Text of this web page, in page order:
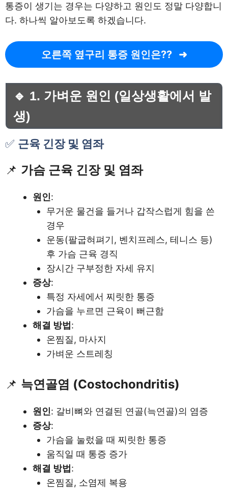
통증이 생기는 경우는 다양하고 원인도 정말 다양합니
다. 하나씩 알아보도록 하겠습니다.
오른쪽 옆구리 통증 원인은??
🔹 1. 가벼운 원인 (일상생활에서 발
생)
✅ 근육 긴장 및 염좌
📌 가슴 근육 긴장 및 염좌
원인:
무거운 물건을 들거나 갑작스럽게 힘을 쓴
경우
운동(팔굽혀펴기, 벤치프레스, 테니스 등)
후 가슴 근육 경직
장시간 구부정한 자세 유지
증상:
특정 자세에서 찌릿한 통증
가슴을 누르면 근육이 뻐근함
해결 방법:
온찜질, 마사지
가벼운 스트레칭
📌 늑연골염 (Costochondritis)
원인: 갈비뼈와 연결된 연골(늑연골)의 염증
증상:
가슴을 눌렀을 때 찌릿한 통증
움직일 때 통증 증가
해결 방법:
온찜질, 소염제 복용